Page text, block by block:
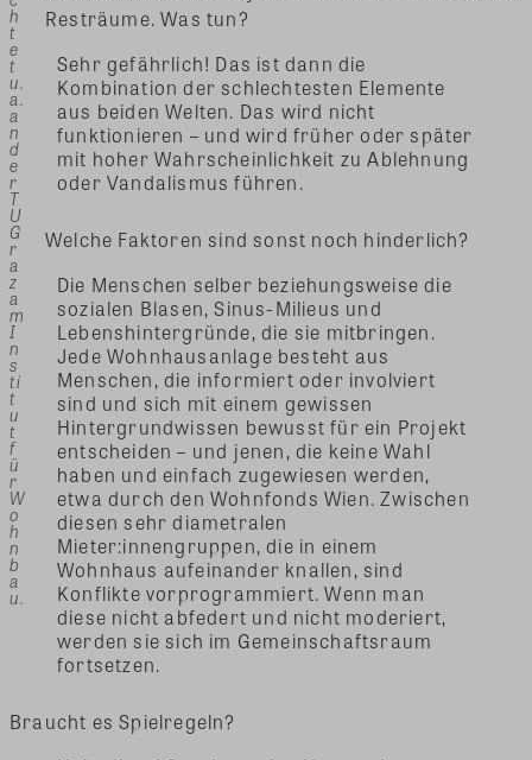
h
t
e
t
u.
a.
a
n
d
e
r
T
U
G
r
a
z
a
m
I
n
s
ti
t
u
t
f
ü
r
W
o
h
n
b
a
u.
Resträume. Was tun?
Sehr gefährlich! Das ist dann die
Kombination der schlechtesten Elemente
aus beiden Welten. Das wird nicht
funktionieren – und wird früher oder später
mit hoher Wahrscheinlichkeit zu Ablehnung
oder Vandalismus führen.
Welche Faktoren sind sonst noch hinderlich?
Die Menschen selber beziehungsweise die
sozialen Blasen, Sinus-Milieus und
Lebenshintergründe, die sie mitbringen.
Jede Wohnhausanlage besteht aus
Menschen, die informiert oder involviert
sind und sich mit einem gewissen
Hintergrundwissen bewusst für ein Projekt
entscheiden – und jenen, die keine Wahl
haben und einfach zugewiesen werden,
etwa durch den Wohnfonds Wien. Zwischen
diesen sehr diametralen
Mieter:innengruppen, die in einem
Wohnhaus aufeinander knallen, sind
Konflikte vorprogrammiert. Wenn man
diese nicht abfedert und nicht moderiert,
werden sie sich im Gemeinschaftsraum
fortsetzen.
Braucht es Spielregeln?